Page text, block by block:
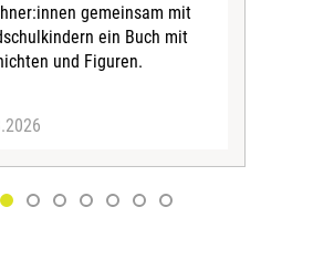
gemeinsam mit
ein Buch mit
und Figuren.